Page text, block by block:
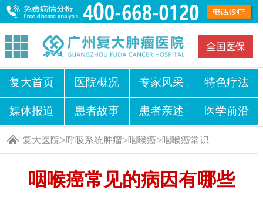
复大首页 医院概况 专家风采 特色疗法
媒体报道 患者故事 患者亲述 医学前沿
复大医院>呼吸系统肿瘤>咽喉癌>咽喉癌常识
咽喉癌常见的病因有哪些